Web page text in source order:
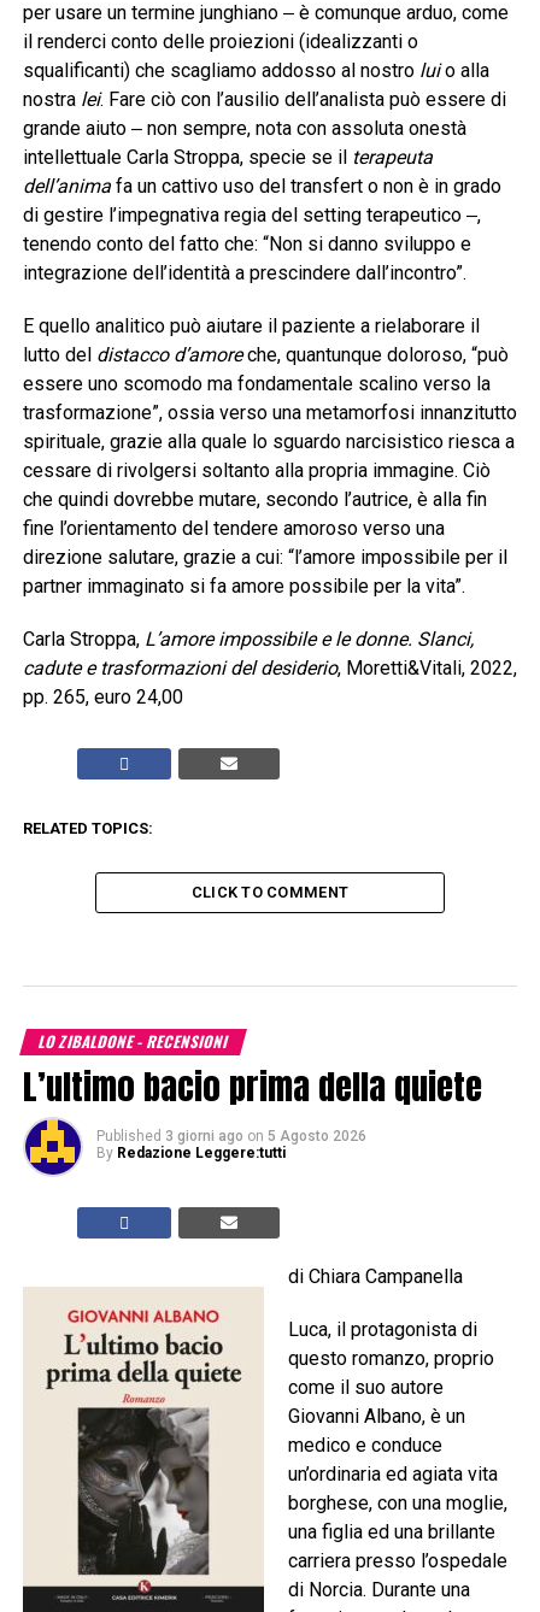
per usare un termine junghiano ‒ è comunque arduo, come
il renderci conto delle proiezioni (idealizzanti o
squalificanti) che scagliamo addosso al nostro luio alla
nostra lei. Fare ciò con l’ausilio dell’analista può essere di
grande aiuto ‒ non sempre, nota con assoluta onestà
intellettuale Carla Stroppa, specie se il terapeuta
dell’animafa un cattivo uso del transfert o non è in grado
di gestire l’impegnativa regia del setting terapeutico ‒,
tenendo conto del fatto che: “Non si danno sviluppo e
integrazione dell’identità a prescindere dall’incontro”.
E quello analitico può aiutare il paziente a rielaborare il
lutto del distacco d’amoreche, quantunque doloroso, “può
essere uno scomodo ma fondamentale scalino verso la
trasformazione”, ossia verso una metamorfosi innanzitutto
spirituale, grazie alla quale lo sguardo narcisistico riesca a
cessare di rivolgersi soltanto alla propria immagine. Ciò
che quindi dovrebbe mutare, secondo l’autrice, è alla fin
fine l’orientamento del tendere amoroso verso una
direzione salutare, grazie a cui: “l’amore impossibile per il
partner immaginato si fa amore possibile per la vita”.
Carla Stroppa, L’amore impossibile e le donne. Slanci,
cadute e trasformazioni del desiderio, Moretti&Vitali, 2022,
pp. 265, euro 24,00
RELATED TOPICS:
CLICK TO COMMENT
LO ZIBALDONE - RECENSIONI
L’ultimo bacio prima della quiete
Published 3 giorni ago on 5 Agosto 2026
By Redazione Leggere:tutti
di Chiara Campanella
Luca, il protagonista di
questo romanzo, proprio
come il suo autore
Giovanni Albano, è un
medico e conduce
un’ordinaria ed agiata vita
borghese, con una moglie,
una figlia ed una brillante
carriera presso l’ospedale
di Norcia. Durante una